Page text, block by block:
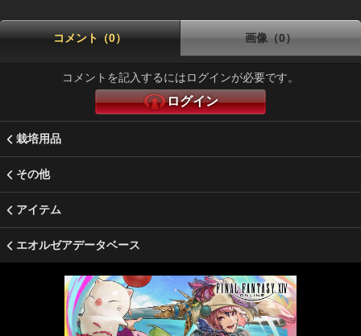
コメント（0） 画像（0）
コメントを記入するにはログインが必要です。
ログイン
栽培用品
その他
アイテム
エオルゼアデータベース